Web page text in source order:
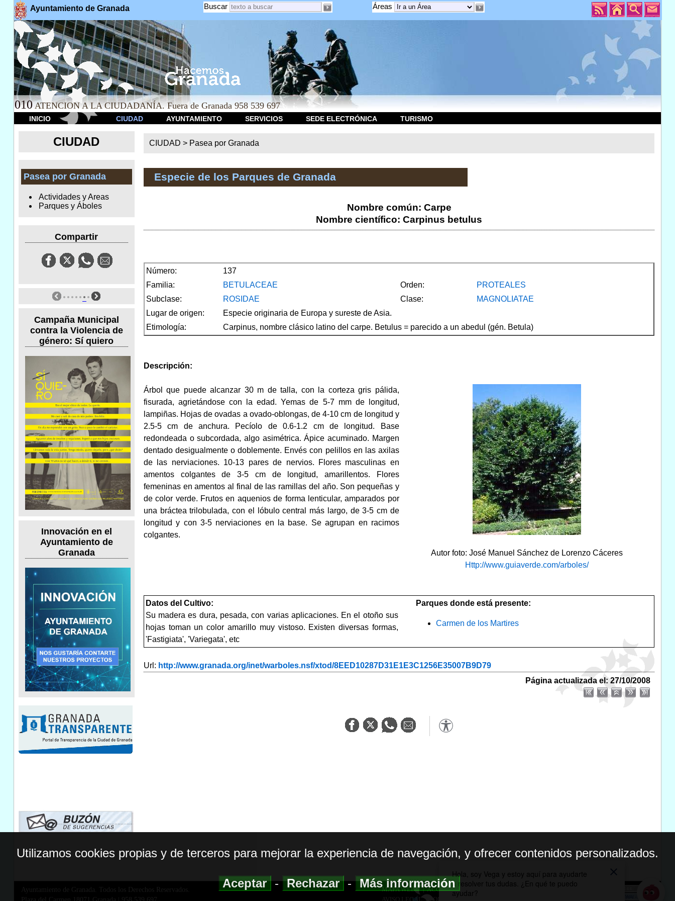
Ayuntamiento de Granada Áreas
Buscar
010 ATENCION A LA CIUDADANÍA. Fuera de Granada 958 539 697
INICIO CIUDAD AYUNTAMIENTO SERVICIOS SEDE ELECTRÓNICA TURISMO
CIUDAD
Pasea por Granada
Actividades y Areas
Parques y Áboles
Compartir
Campaña Municipal
contra la Violencia de
género: Sí quiero
Innovación en el
Ayuntamiento de
Granada
CIUDAD > Pasea por Granada
Especie de los Parques de Granada
Nombre común: Carpe
Nombre científico: Carpinus betulus
Número:
137
Familia:
BETULACEAE Orden:
PROTEALES
Subclase:
ROSIDAE Clase:
MAGNOLIATAE
Lugar de origen:
Especie originaria de Europa y sureste de Asia.
Etimología:
Carpinus, nombre clásico latino del carpe. Betulus = parecido a un abedul (gén. Betula)
Descripción:
Árbol que puede alcanzar 30 m de talla, con la corteza gris pálida,
fisurada, agrietándose con la edad. Yemas de 5-7 mm de longitud,
lampiñas. Hojas de ovadas a ovado-oblongas, de 4-10 cm de longitud y
2.5-5 cm de anchura. Pecíolo de 0.6-1.2 cm de longitud. Base
redondeada o subcordada, algo asimétrica. Ápice acuminado. Margen
dentado desigualmente o doblemente. Envés con pelillos en las axilas
de las nerviaciones. 10-13 pares de nervios. Flores masculinas en
amentos colgantes de 3-5 cm de longitud, amarillentos. Flores
femeninas en amentos al final de las ramillas del año. Son pequeñas y
de color verde. Frutos en aquenios de forma lenticular, amparados por
una bráctea trilobulada, con el lóbulo central más largo, de 3-5 cm de
longitud y con 3-5 nerviaciones en la base. Se agrupan en racimos
colgantes.
Autor foto: José Manuel Sánchez de Lorenzo Cáceres
Http://www.guiaverde.com/arboles/
Datos del Cultivo:
Su madera es dura, pesada, con varias aplicaciones. En el otoño sus
hojas toman un color amarillo muy vistoso. Existen diversas formas,
'Fastigiata', 'Variegata', etc
Parques donde está presente:
Carmen de los Martires
Url: http://www.granada.org/inet/warboles.nsf/xtod/8EED10287D31E1E3C1256E35007B9D79
Página actualizada el: 27/10/2008
Ayuntamiento de Granada. Todos los Derechos Reservados.
MAPA WEB|ACCESIBILIDAD
AVISO LEGAL| POLITICA DE PRIVACIDAD
Utilizamos cookies propias y de terceros para mejorar la experiencia de navegación, y ofrecer contenidos personalizados.
Aceptar-Rechazar-Más información